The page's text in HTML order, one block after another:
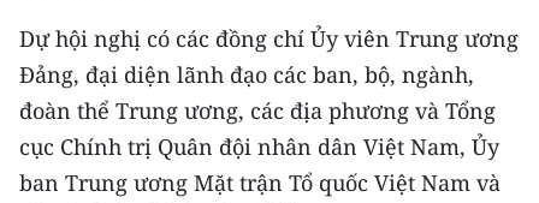
Media Văn hóa
Media Xã hội
Media Pháp luật
Dự hội nghị có các đồng chí Ủy viên Trung ương
Đảng, đại diện lãnh đạo các ban, bộ, ngành,
đoàn thể Trung ương, các địa phương và Tổng
cục Chính trị Quân đội nhân dân Việt Nam, Ủy
ban Trung ương Mặt trận Tổ quốc Việt Nam và